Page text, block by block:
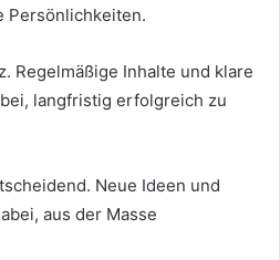
Persönlichkeiten.
Regelmäßige Inhalte und klare
langfristig erfolgreich zu
Neue Ideen und
aus der Masse